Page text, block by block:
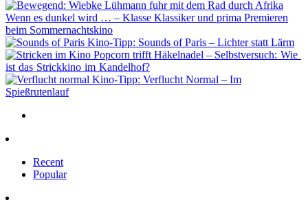
Wenn es dunkel wird … – Klasse Klassiker und prima Premieren
beim Sommernachtskino
Kino-Tipp: Sounds of Paris – Lichter statt Lärm
Popcorn trifft Häkelnadel – Selbstversuch: Wie
ist das Strickkino im Kandelhof?
Kino-Tipp: Verflucht Normal – Im
Spießrutenlauf
Recent
Popular